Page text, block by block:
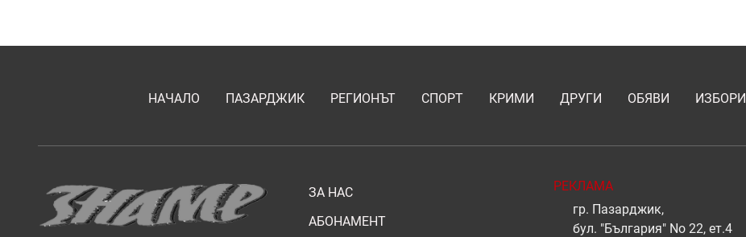
НАЧАЛО ПАЗАРДЖИК РЕГИОНЪТ СПОРТ КРИМИ ДРУГИ ОБЯВИ ИЗБОРИ
ЗА НАС
АБОНАМЕНТ
РЕКЛАМА
гр. Пазарджик,
бул. "България" No 22, ет.4